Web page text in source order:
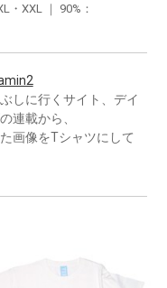
・XXL ｜ 90%：
しに行くサイト、デイ
連載から、
画像をTシャツにして